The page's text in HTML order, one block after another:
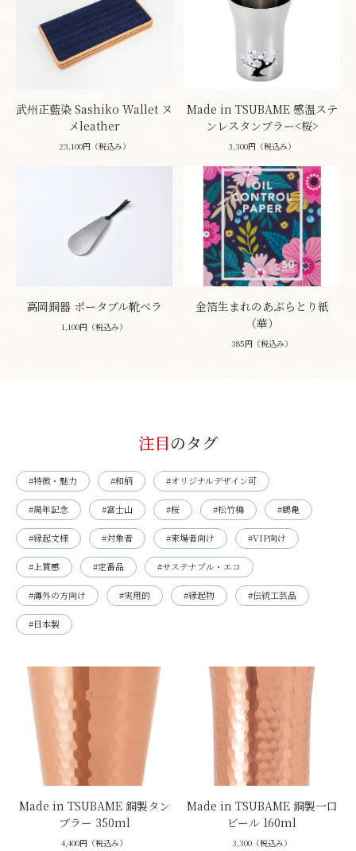
武州正藍染 Sashiko Wallet ヌ
メleather
23,100円（税込み）
Made in TSUBAME 感温ステ
ンレスタンブラー<桜>
3,300円（税込み）
高岡銅器 ポータブル靴ベラ
1,100円（税込み）
金箔生まれのあぶらとり紙
（華）
385円（税込み）
注目のタグ
#特徴・魅力 #和柄 #オリジナルデザイン可
#周年記念 #富士山 #桜 #松竹梅 #鶴亀
#縁起文様 #対象者 #来場者向け #VIP向け
#上質感 #定番品 #サステナブル・エコ
#海外の方向け #実用的 #縁起物 #伝統工芸品
#日本製
Made in TSUBAME 銅製タン
ブラー 350ml
4,400円（税込み）
Made in TSUBAME 銅製一口
ビール 160ml
3,300（税込み）